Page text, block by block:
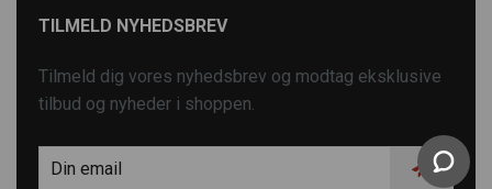
TILMELD NYHEDSBREV
Tilmeld dig vores nyhedsbrev og modtag eksklusive
tilbud og nyheder i shoppen.